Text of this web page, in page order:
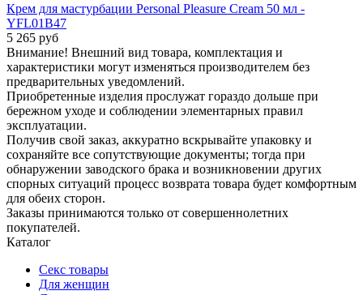
Крем для мастурбации Personal Pleasure Cream 50 мл -
YFL01B47
5 265 руб
Внимание! Внешний вид товара, комплектация и
характеристики могут изменяться производителем без
предварительных уведомлений.
Приобретенные изделия прослужат гораздо дольше при
бережном уходе и соблюдении элементарных правил
эксплуатации.
Получив свой заказ, аккуратно вскрывайте упаковку и
сохраняйте все сопутствующие документы; тогда при
обнаружении заводского брака и возникновении других
спорных ситуаций процесс возврата товара будет комфортным
для обеих сторон.
Заказы принимаются только от совершеннолетних
покупателей.
Каталог
Секс товары
Для женщин